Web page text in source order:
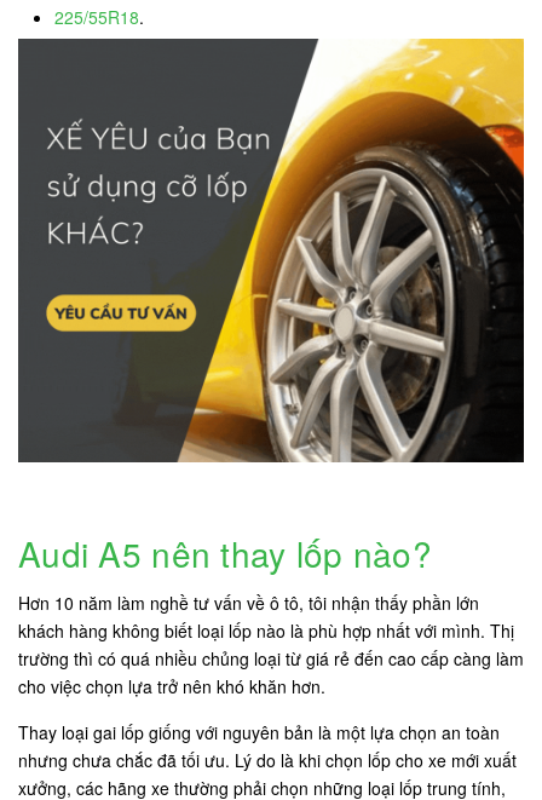
225/55R18.
Audi A5 nên thay lốp nào?
Hơn 10 năm làm nghề tư vấn về ô tô, tôi nhận thấy phần lớn
khách hàng không biết loại lốp nào là phù hợp nhất với mình. Thị
trường thì có quá nhiều chủng loại từ giá rẻ đến cao cấp càng làm
cho việc chọn lựa trở nên khó khăn hơn.
Thay loại gai lốp giống với nguyên bản là một lựa chọn an toàn
nhưng chưa chắc đã tối ưu. Lý do là khi chọn lốp cho xe mới xuất
xưởng, các hãng xe thường phải chọn những loại lốp trung tính,